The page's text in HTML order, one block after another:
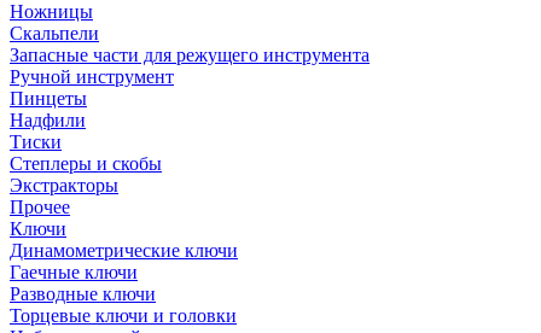
Ножницы
Скальпели
Запасные части для режущего инструмента
Ручной инструмент
Пинцеты
Надфили
Тиски
Степлеры и скобы
Экстракторы
Прочее
Ключи
Динамометрические ключи
Гаечные ключи
Разводные ключи
Торцевые ключи и головки